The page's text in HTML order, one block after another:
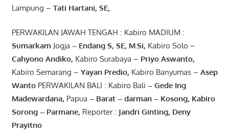
Lampung – Tati Hartani, SE,
PERWAKILAN JAWAH TENGAH : Kabiro MADIUM :
Sumarkam Jogja – EndangS, SE, M.Si, Kabiro Solo –
Cahyono Andiko, Kabiro Surabaya – Priyo Aswanto,
Kabiro Semarang – Yayan Predio, Kabiro Banyumas – Asep
WantoPERWAKILAN BALI : Kabiro Bali – Gede Ing
Madewardana, Papua – Barat – darman– Kosong, Kabiro
Sorong– Parmane, Reporter : Jandri Ginting, Deny
Prayitno